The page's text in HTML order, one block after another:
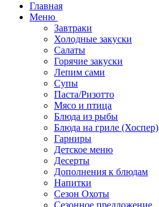
Главная
Меню
Завтраки
Холодные закуски
Салаты
Горячие закуски
Лепим сами
Супы
Паста/Ризотто
Мясо и птица
Блюда из рыбы
Блюда на гриле (Хоспер)
Гарниры
Детское меню
Десерты
Дополнения к блюдам
Напитки
Сезон Охоты